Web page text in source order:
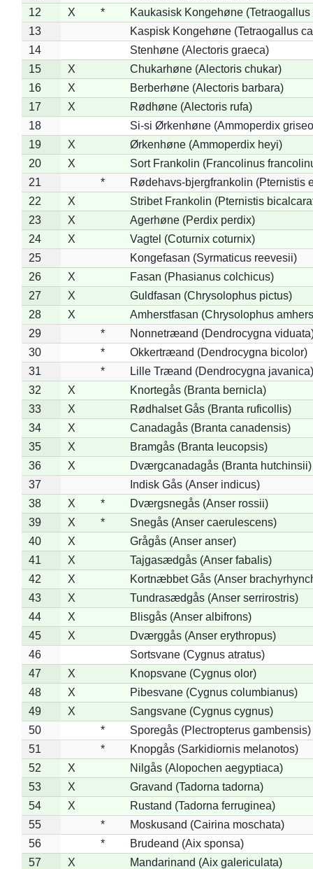
12
X *
Kaukasisk Kongehøne
13
Kaspisk Kongehøne (Tetraogallus
14
Stenhøne (Alectoris graeca)
15
X
Chukarhøne (Alectoris chukar)
16
X
Berberhøne (Alectoris barbara)
17
X
Rødhøne (Alectoris rufa)
18
Si-si Ørkenhøne (Ammoperdix
19
X
Ørkenhøne (Ammoperdix heyi)
20
X
Sort Frankolin (Francolinus
21
*
Rødehavs-bjergfrankolin (Pternistis
22
X
Stribet Frankolin (Pternistis
23
X
Agerhøne (Perdix perdix)
24
X
Vagtel (Coturnix coturnix)
25
Kongefasan (Syrmaticus reevesii)
26
X
Fasan (Phasianus colchicus)
27
X
Guldfasan (Chrysolophus pictus)
28
X
Amherstfasan (Chrysolophus
29
*
Nonnetræand (Dendrocygna
30
*
Okkertræand (Dendrocygna bicolor)
31
*
Lille Træand (Dendrocygna javanica)
32
X
Knortegås (Branta bernicla)
33
X
Rødhalset Gås (Branta ruficollis)
34
X
Canadagås (Branta canadensis)
35
X
Bramgås (Branta leucopsis)
36
X
Dværgcanadagås (Branta hutchinsii)
37
Indisk Gås (Anser indicus)
38
X *
Dværgsnegås (Anser rossii)
39
X *
Snegås (Anser caerulescens)
40
X
Grågås (Anser anser)
41
X
Tajgasædgås (Anser fabalis)
42
X
Kortnæbbet Gås (Anser
43
X
Tundrasædgås (Anser serrirostris)
44
X
Blisgås (Anser albifrons)
45
X
Dværggås (Anser erythropus)
46
Sortsvane (Cygnus atratus)
47
X
Knopsvane (Cygnus olor)
48
X
Pibesvane (Cygnus columbianus)
49
X
Sangsvane (Cygnus cygnus)
50
*
Sporegås (Plectropterus gambensis)
51
*
Knopgås (Sarkidiornis melanotos)
52
X
Nilgås (Alopochen aegyptiaca)
53
X
Gravand (Tadorna tadorna)
54
X
Rustand (Tadorna ferruginea)
55
*
Moskusand (Cairina moschata)
56
*
Brudeand (Aix sponsa)
57
X
Mandarinand (Aix galericulata)